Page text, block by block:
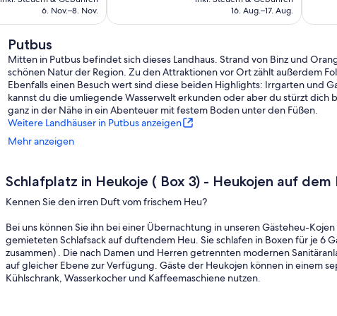
199 €
6. Nov.–8. Nov.
beträgt
16. Aug.–17. Aug.
Putbus
Mitten in Putbus befindet sich dieses Landhaus. Strand von Binz und
schönen Natur der Region. Zu den Attraktionen vor Ort zählt außerdem
Ebenfalls einen Besuch wert sind diese beiden Highlights: Irrgarten und
kannst du die umliegende Wasserwelt erkunden oder aber du stürzt dich
ganz in der Nähe in ein Abenteuer mit festem Boden unter den Füßen.
Weitere Landhäuser in Putbus anzeigen
Mehr anzeigen
Schlafplatz in Heukoje ( Box 3) - Heukojen auf dem
Kennen Sie den irren Duft vom frischem Heu?
Bei uns können Sie ihn bei einer Übernachtung in unseren Gästeheu-
gemieteten Schlafsack auf duftendem Heu. Sie schlafen in Boxen für je 6
zusammen) . Die nach Damen und Herren getrennten modernen
auf gleicher Ebene zur Verfügung. Gäste der Heukojen können in einem
Kühlschrank, Wasserkocher und Kaffeemaschiene nutzen.